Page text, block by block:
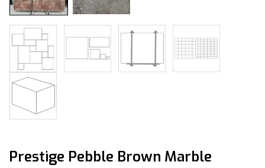
Prestige Pebble Brown Marble